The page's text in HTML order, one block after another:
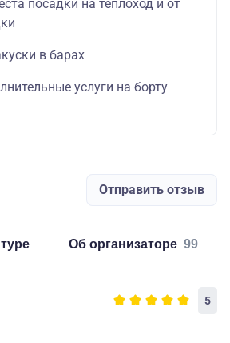
посадки на теплоход и от
в барах
услуги на борту
Отправить отзыв
о туре об организаторе 99
5